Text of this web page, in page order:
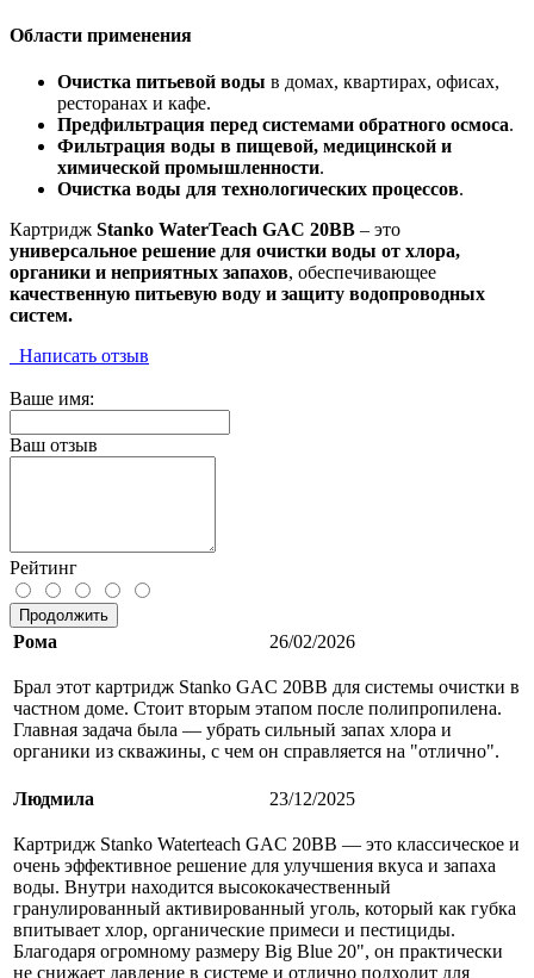
Области применения
Очистка питьевой воды в домах, квартирах, офисах,
ресторанах и кафе.
Предфильтрация перед системами обратного осмоса.
Фильтрация воды в пищевой, медицинской и
химической промышленности.
Очистка воды для технологических процессов.
Картридж Stanko WaterTeach GAC 20BB – это
универсальное решение для очистки воды от хлора,
органики и неприятных запахов, обеспечивающее
качественную питьевую воду и защиту водопроводных
систем.
Написать отзыв
Ваше имя:
Ваш отзыв
Рейтинг
Продолжить
Рома 26/02/2026
Брал этот картридж Stanko GAC 20BB для системы очистки в
частном доме. Стоит вторым этапом после полипропилена.
Главная задача была — убрать сильный запах хлора и
органики из скважины, с чем он справляется на "отлично".
Людмила 23/12/2025
Картридж Stanko Waterteach GAC 20BB — это классическое и
очень эффективное решение для улучшения вкуса и запаха
воды. Внутри находится высококачественный
гранулированный активированный уголь, который как губка
впитывает хлор, органические примеси и пестициды.
Благодаря огромному размеру Big Blue 20", он практически
не снижает давление в системе и отлично подходит для